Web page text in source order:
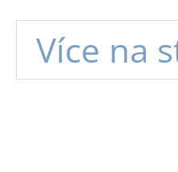
Více na